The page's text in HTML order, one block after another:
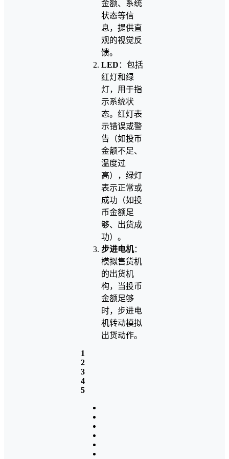
金额、系统
状态等信
息，提供直
观的视觉反
馈。
LED ：包括
红灯和绿
灯，用于指
示系统状
态。红灯表
示错误或警
告（如投币
金额不足、
温度过
高），绿灯
表示正常或
成功（如投
币金额足
够、出货成
功）。
步进电机：
模拟售货机
的出货机
构，当投币
金额足够
时，步进电
机转动模拟
出货动作。
1
2
3
4
5